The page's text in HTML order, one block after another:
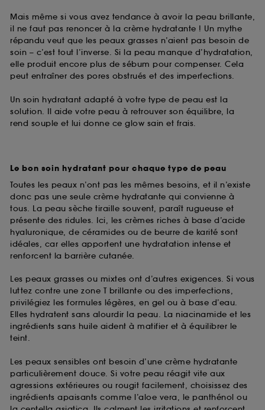
Mais même si vous avez tendance à avoir la peau brillante,
il ne faut pas renoncer à la crème hydratante ! Un mythe
répandu veut que les peaux grasses n’aient pas besoin de
soin – c’est tout l’inverse. Si la peau manque d’hydratation,
elle produit encore plus de sébum pour compenser. Cela
peut entraîner des pores obstrués et des imperfections.
Un soin hydratant adapté à votre type de peau est la
solution. Il aide votre peau à retrouver son équilibre, la
rend souple et lui donne ce glow sain et frais.
Le bon soin hydratant pour chaque type de peau
Toutes les peaux n’ont pas les mêmes besoins, et il n’existe
donc pas une seule crème hydratante qui convienne à
tous. La peau sèche tiraille souvent, paraît rugueuse et
présente des ridules. Ici, les crèmes riches à base d’acide
hyaluronique, de céramides ou de beurre de karité sont
idéales, car elles apportent une hydratation intense et
renforcent la barrière cutanée.
Les peaux grasses ou mixtes ont d’autres exigences. Si vous
luttez contre une zone T brillante ou des imperfections,
privilégiez les formules légères, en gel ou à base d’eau.
Elles hydratent sans alourdir la peau. La niacinamide et les
ingrédients sans huile aident à matifier et à équilibrer le
teint.
Les peaux sensibles ont besoin d’une crème hydratante
particulièrement douce. Si votre peau réagit vite aux
agressions extérieures ou rougit facilement, choisissez des
ingrédients apaisants comme l’aloe vera, le panthénol ou